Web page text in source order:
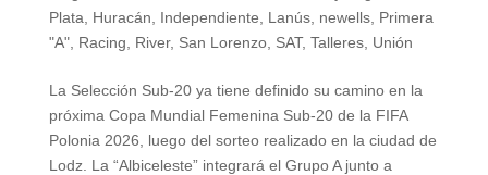
Plata
Huracán Independiente Lanús, newells, Primera
"A", Racing River, San Lorenzo, SAT, Talleres, Unión
La Selección Sub-20 ya tiene definido su camino en la
próxima Copa Mundial Femenina Sub-20 de la FIFA
Polonia 2026, luego del sorteo realizado en la ciudad de
Lodz. La “Albiceleste” integrará el Grupo A junto a